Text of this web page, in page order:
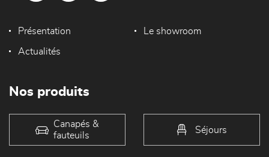
Présentation Le showroom
Actualités
Nos produits
Canapés &
fauteuils
Séjours